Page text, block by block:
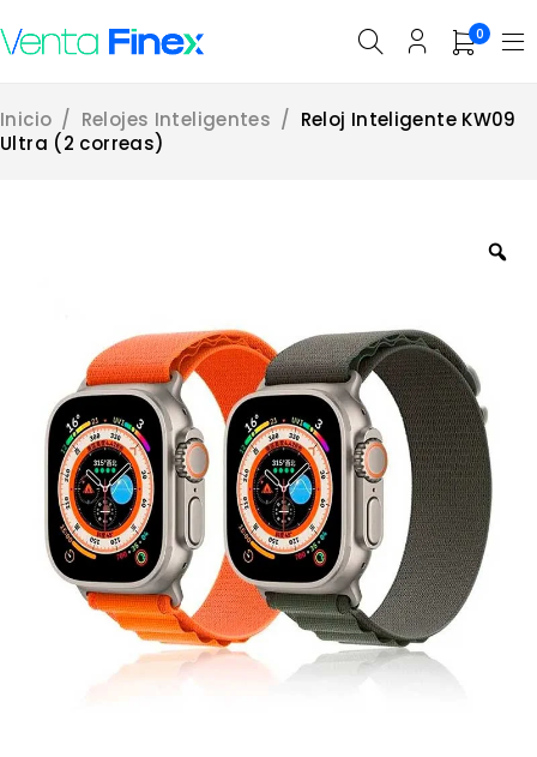
0
Inicio / Relojes Inteligentes / Reloj Inteligente KW09
Ultra (2 correas)